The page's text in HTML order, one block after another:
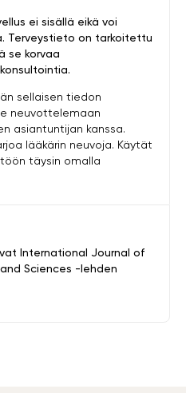
International Journal of
Sciences -lehden
ei sisällä eikä voi
Terveystieto on tarkoitettu
se korvaa
sellaisen tiedon
neuvottelemaan
asiantuntijan kanssa.
lääkärin neuvoja. Käytät
täysin omalla